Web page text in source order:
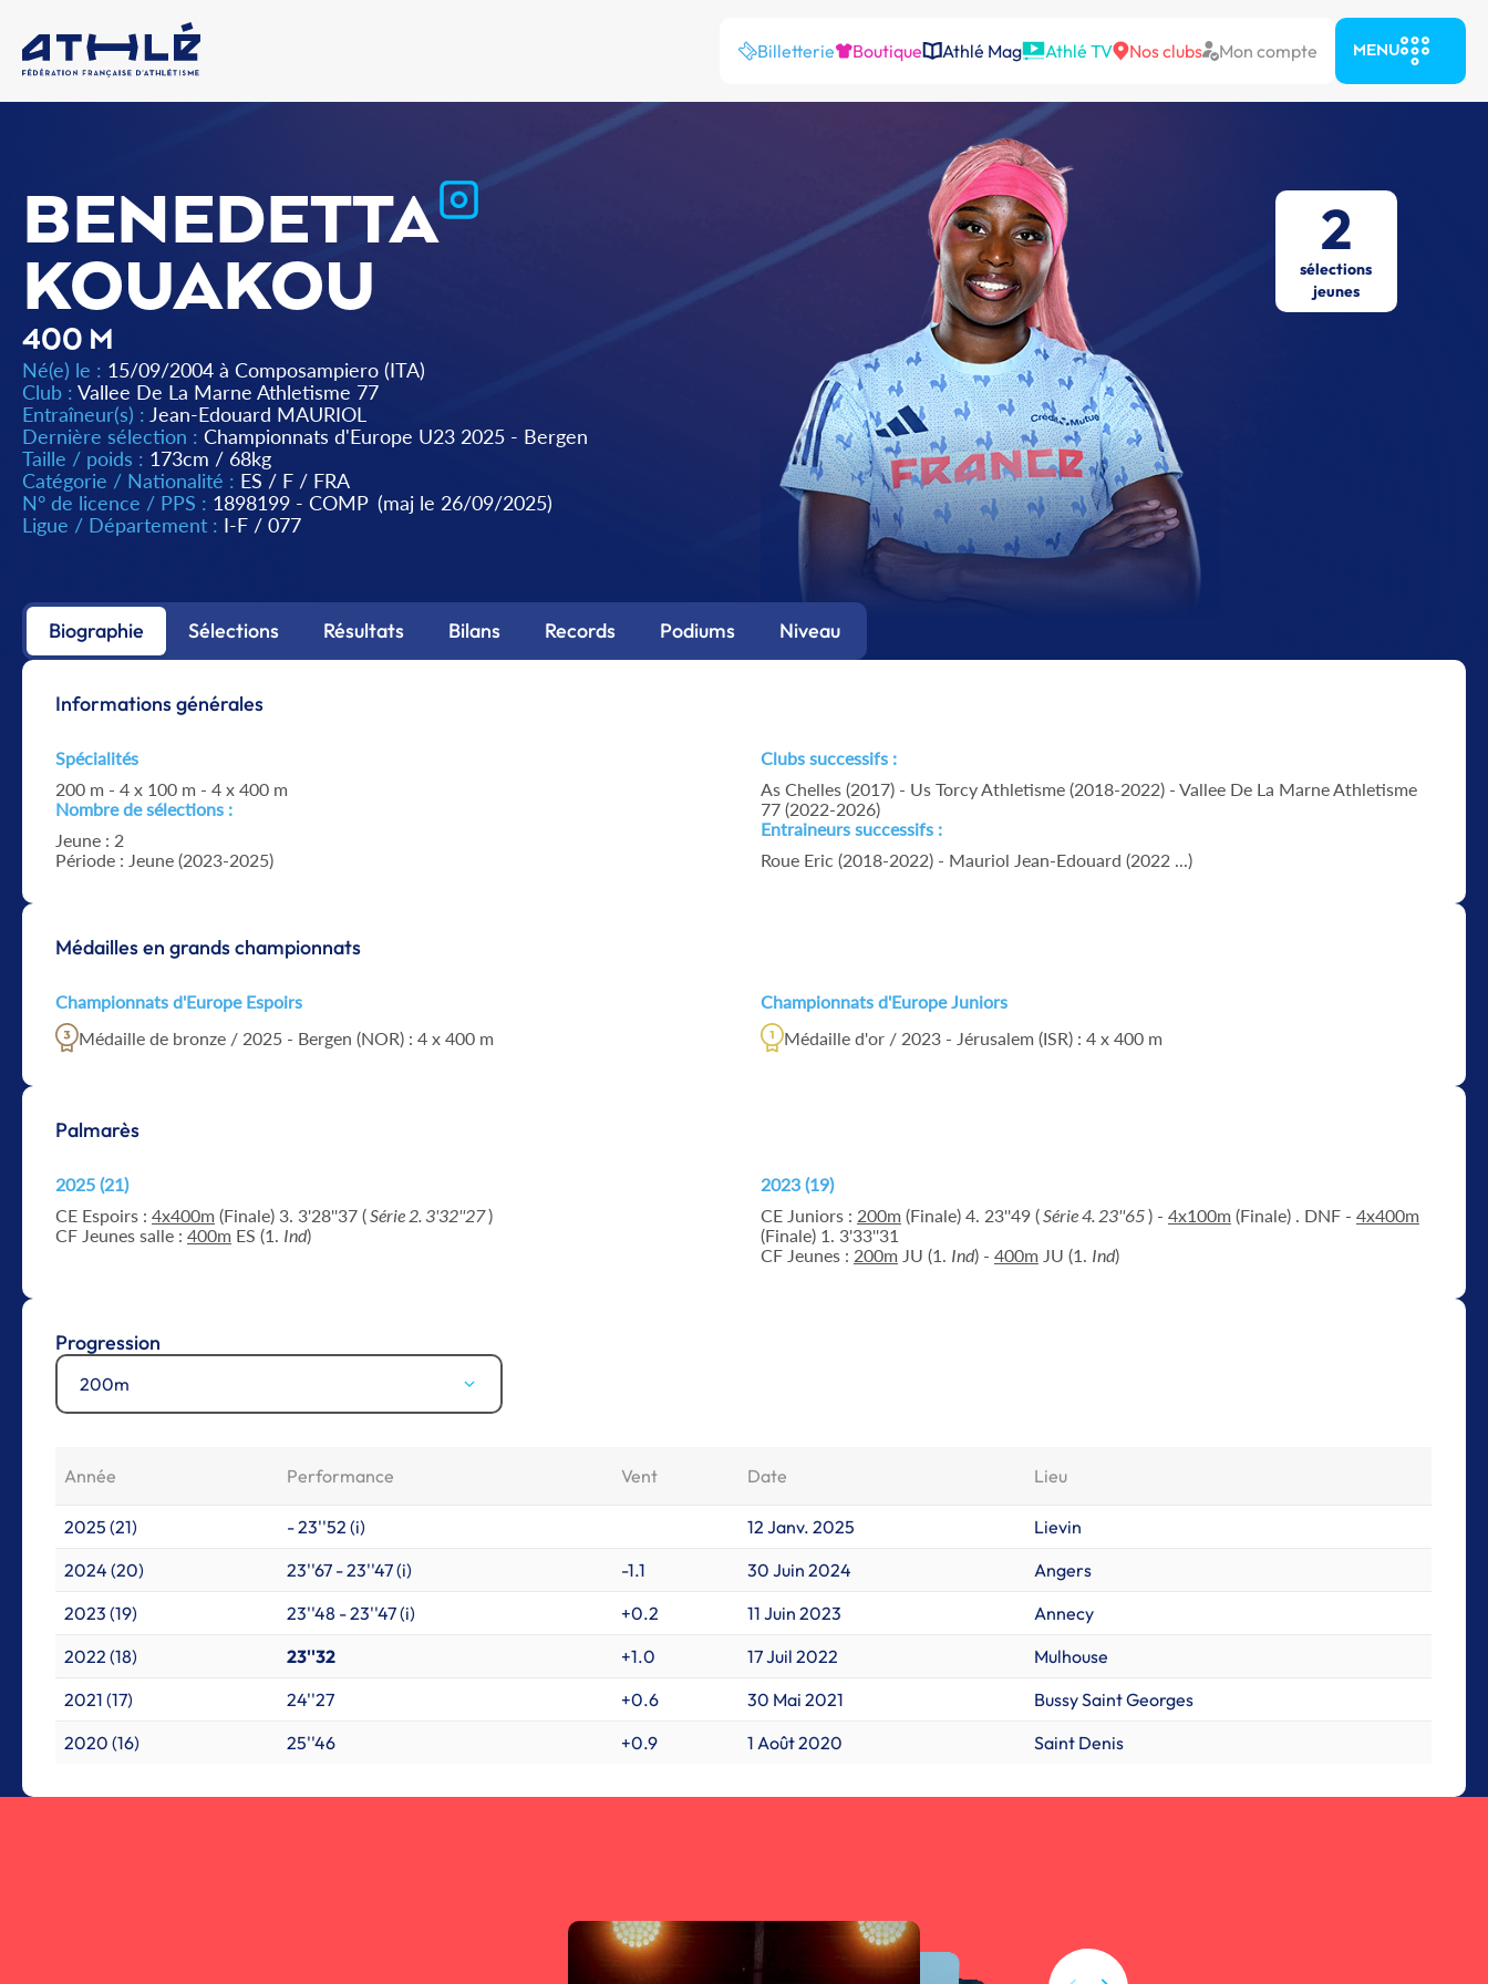
Billetterie Boutique Athlé Mag Athlé TV Nos clubs Mon compte MENU
BENEDETTA
KOUAKOU
400 M
Né(e) le : 15/09/2004 à Composampiero (ITA)
Club : Vallee De La Marne Athletisme 77
Entraîneur(s) : Jean-Edouard MAURIOL
Dernière sélection : Championnats d'Europe U23 2025 - Bergen
Taille / poids : 173cm / 68kg
Catégorie / Nationalité : ES / F / FRA
N° de licence / PPS : 1898199 - COMP (maj le 26/09/2025)
Ligue / Département : I-F / 077
Biographie Sélections Résultats Bilans Records Podiums Niveau
2
sélections
jeunes
Informations générales
Spécialités
200 m - 4 x 100 m - 4 x 400 m
Nombre de sélections :
Jeune : 2
Période : Jeune (2023-2025)
Clubs successifs :
As Chelles (2017) - Us Torcy Athletisme (2018-2022) - Vallee De La Marne Athletisme
77 (2022-2026)
Entraineurs successifs :
Roue Eric (2018-2022) - Mauriol Jean-Edouard (2022 ...)
Médailles en grands championnats
Championnats d'Europe Espoirs
Médaille de bronze / 2025 - Bergen (NOR) : 4 x 400 m
Championnats d'Europe Juniors
Médaille d'or / 2023 - Jérusalem (ISR) : 4 x 400 m
Palmarès
2025 (21)
CE Espoirs : 4x400m (Finale) 3. 3'28''37 (Série 2. 3'32''27)
CF Jeunes salle : 400m ES (1. Ind)
2023 (19)
CE Juniors : 200m (Finale) 4. 23''49 (Série 4. 23''65) - 4x100m (Finale) . DNF - 4x400m
(Finale) 1. 3'33''31
CF Jeunes : 200m JU (1. Ind) - 400m JU (1. Ind)
Progression
200m
Année Performance Vent Date Lieu
2025 (21) - 23''52 (i) 12 Janv. 2025
Lievin
2024 (20)
23''67 - 23''47 (i) -1.1 30 Juin 2024
Angers
2023 (19)
23''48 - 23''47 (i) +0.2 11 Juin 2023
Annecy
2022 (18)
23''32 +1.0 17 Juil 2022
Mulhouse
2021 (17)
24''27 +0.6 30 Mai 2021
Bussy Saint Georges
2020 (16)
25''46 +0.9 1 Août 2020 Saint Denis